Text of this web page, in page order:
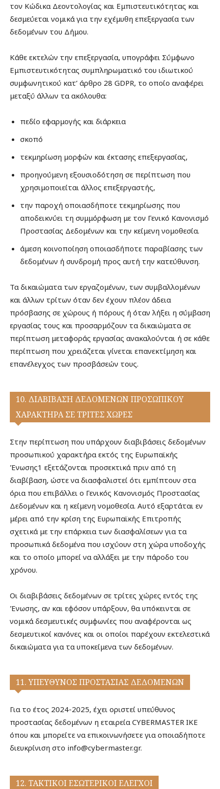
τον Κώδικα Δεοντολογίας και Εμπιστευτικότητας και
δεσμεύεται νομικά για την εχέμυθη επεξεργασία των
δεδομένων του Δήμου.
Κάθε εκτελών την επεξεργασία, υπογράφει Σύμφωνο
Εμπιστευτικότητας συμπληρωματικό του ιδιωτικού
συμφωνητικού κατ’ άρθρο 28 GDPR, το οποίο αναφέρει
μεταξύ άλλων τα ακόλουθα:
πεδίο εφαρμογής και διάρκεια
σκοπό
τεκμηρίωση μορφών και έκτασης επεξεργασίας,
προηγούμενη εξουσιοδότηση σε περίπτωση που
χρησιμοποιείται άλλος επεξεργαστής,
την παροχή οποιασδήποτε τεκμηρίωσης που
αποδεικνύει τη συμμόρφωση με τον Γενικό Κανονισμό
Προστασίας Δεδομένων και την κείμενη νομοθεσία.
άμεση κοινοποίηση οποιασδήποτε παραβίασης των
δεδομένων ή συνδρομή προς αυτή την κατεύθυνση.
Τα δικαιώματα των εργαζομένων, των συμβαλλομένων
και άλλων τρίτων όταν δεν έχουν πλέον άδεια
πρόσβασης σε χώρους ή πόρους ή όταν λήξει η σύμβαση
εργασίας τους και προσαρμόζουν τα δικαιώματα σε
περίπτωση μεταφοράς εργασίας ανακαλούνται ή σε κάθε
περίπτωση που χρειάζεται γίνεται επανεκτίμηση και
επανέλεγχος των προσβάσεών τους.
10. ΔΙΑΒΙΒΑΣΗ ΔΕΔΟΜΕΝΩΝ ΠΡΟΣΩΠΙΚΟΥ
ΧΑΡΑΚΤΗΡΑ ΣΕ ΤΡΙΤΕΣ ΧΩΡΕΣ
Στην περίπτωση που υπάρχουν διαβιβάσεις δεδομένων
προσωπικού χαρακτήρα εκτός της Ευρωπαϊκής
Ένωσης1 εξετάζονται προσεκτικά πριν από τη
διαβίβαση, ώστε να διασφαλιστεί ότι εμπίπτουν στα
όρια που επιβάλλει ο Γενικός Κανονισμός Προστασίας
Δεδομένων και η κείμενη νομοθεσία. Αυτό εξαρτάται εν
μέρει από την κρίση της Ευρωπαϊκής Επιτροπής
σχετικά με την επάρκεια των διασφαλίσεων για τα
προσωπικά δεδομένα που ισχύουν στη χώρα υποδοχής
και το οποίο μπορεί να αλλάξει με την πάροδο του
χρόνου.
Οι διαβιβάσεις δεδομένων σε τρίτες χώρες εντός της
Ένωσης, αν και εφόσον υπάρξουν, θα υπόκεινται σε
νομικά δεσμευτικές συμφωνίες που αναφέρονται ως
δεσμευτικοί κανόνες και οι οποίοι παρέχουν εκτελεστικά
δικαιώματα για τα υποκείμενα των δεδομένων.
11. ΥΠΕΥΘΥΝΟΣ ΠΡΟΣΤΑΣΙΑΣ ΔΕΔΟΜΕΝΩΝ
Για το έτος 2024-2025, έχει οριστεί υπεύθυνος
προστασίας δεδομένων η εταιρεία CYBERMASTER IKE
όπου και μπορείτε να επικοινωνήσετε για οποιαδήποτε
διευκρίνιση στο info@cybermaster.gr.
12. ΤΑΚΤΙΚΟΙ ΕΣΩΤΕΡΙΚΟΙ ΕΛΕΓΧΟΙ